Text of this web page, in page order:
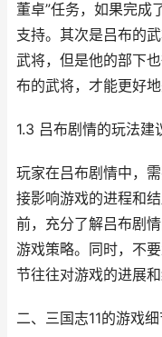
董卓”任务，如果完成
支持。其次是吕布的
武将，但是他的部下
布的武将，才能更好地
1.3 吕布剧情的玩法建
玩家在吕布剧情中，
接影响游戏的进程和
前，充分了解吕布剧
游戏策略。同时，不
节往往对游戏的进展
二、三国志11的游戏